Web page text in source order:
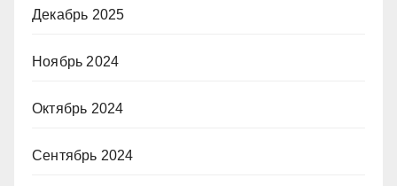
Декабрь 2025
Ноябрь 2024
Октябрь 2024
Сентябрь 2024